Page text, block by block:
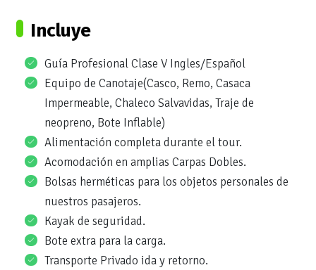
Incluye
Guía Profesional Clase V Ingles/Español
Equipo de Canotaje(Casco, Remo, Casaca
Impermeable, Chaleco Salvavidas, Traje de
neopreno, Bote Inflable)
Alimentación completa durante el tour.
Acomodación en amplias Carpas Dobles.
Bolsas herméticas para los objetos personales de
nuestros pasajeros.
Kayak de seguridad.
Bote extra para la carga.
Transporte Privado ida y retorno.